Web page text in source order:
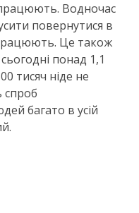
працюють. Водночас
повернутися в
працюють. Це також
понад 1,1
тисяч ніде не
спроб
багато в усій